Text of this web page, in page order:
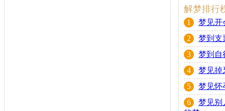
解梦排行
1
梦见开
2
梦到支
3
梦到自
4
梦见掉
5
梦见怀
6
梦见别